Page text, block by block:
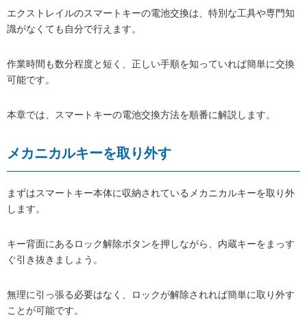
エクストレイルのスマートキーの電池交換は、特別な工具や専門知
識がなくても自分で行えます。
作業時間も数分程度と短く、正しい手順を知っていれば簡単に交換
可能です。
本章では、スマートキーの電池交換方法を順番に解説します。
メカニカルキーを取り外す
まずはスマートキー本体に収納されているメカニカルキーを取り外
します。
キー背面にあるロック解除ボタンを押しながら、内蔵キーをまっす
ぐ引き抜きましょう。
無理に引っ張る必要はなく、ロックが解除されれば簡単に取り外す
ことが可能です。